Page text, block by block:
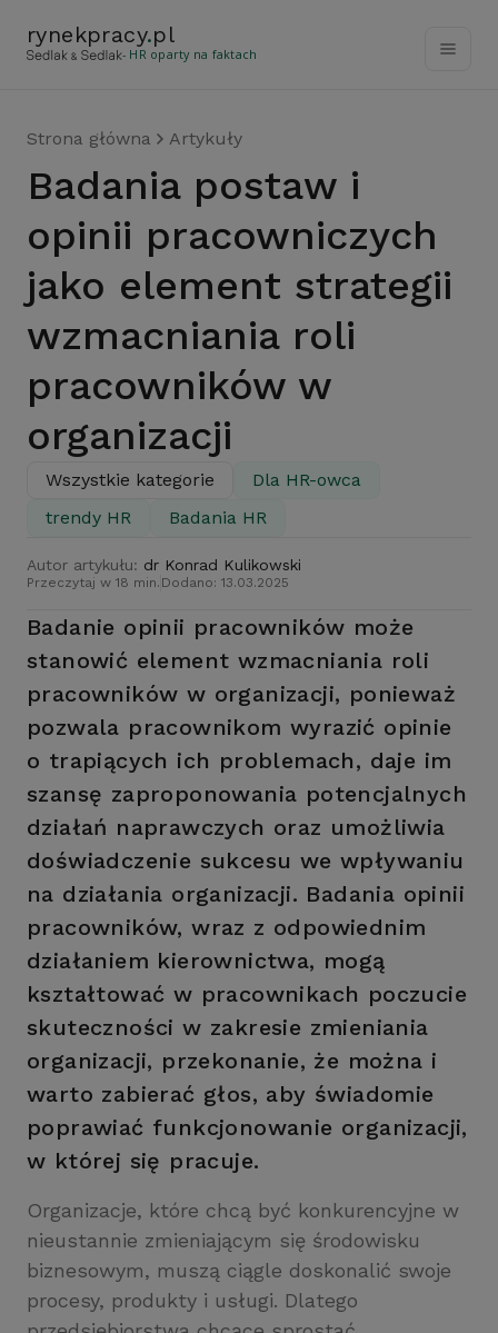
rynekpracy.pl
- HR oparty na faktach
Strona główna Artykuły
Badania postaw i
opinii pracowniczych
jako element strategii
wzmacniania roli
pracowników w
organizacji
Wszystkie kategorie
Dla HR-owca
trendy HR
Badania HR
Autor artykułu: dr Konrad Kulikowski
Przeczytaj w 18 min. Dodano: 13.03.2025
Badanie opinii pracowników może
stanowić element wzmacniania roli
pracowników w organizacji, ponieważ
pozwala pracownikom wyrazić opinie
o trapiących ich problemach, daje im
szansę zaproponowania potencjalnych
działań naprawczych oraz umożliwia
doświadczenie sukcesu we wpływaniu
na działania organizacji. Badania opinii
pracowników, wraz z odpowiednim
działaniem kierownictwa, mogą
kształtować w pracownikach poczucie
skuteczności w zakresie zmieniania
organizacji, przekonanie, że można i
warto zabierać głos, aby świadomie
poprawiać funkcjonowanie organizacji,
w której się pracuje.
Organizacje, które chcą być konkurencyjne w
nieustannie zmieniającym się środowisku
biznesowym, muszą ciągle doskonalić swoje
procesy, produkty i usługi. Dlatego